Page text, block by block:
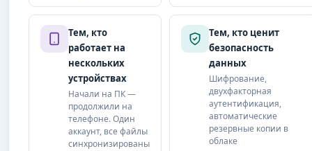
Тем, кто
работает на
нескольких
устройствах
Начали на ПК —
продолжили на
телефоне. Один
аккаунт, все файлы
синхронизированы
Тем, кто ценит
безопасность
данных
Шифрование,
двухфакторная
аутентификация,
автоматические
резервные копии в
облаке